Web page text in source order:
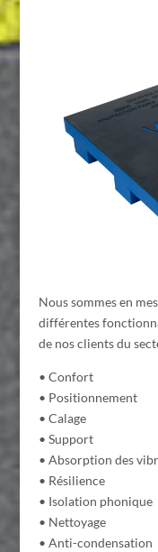
Nous sommes en
différentes
de nos clients du
• Confort
• Positionnement
• Calage
• Support
• Absorption des
• Résilience
• Isolation phonique
• Nettoyage
• Anti-condensation